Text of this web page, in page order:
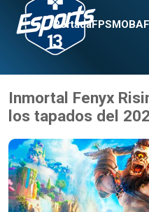
PortadaFPSMOBA
Inmortal Fenyx
los tapados del